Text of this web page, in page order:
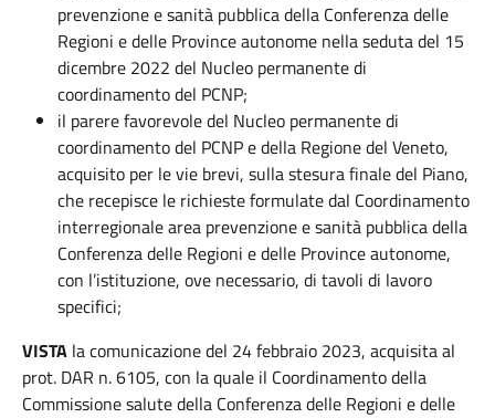
prevenzione e sanità pubblica della Conferenza delle
Regioni e delle Province autonome nella seduta del 15
dicembre 2022 del Nucleo permanente di
coordinamento del PCNP;
il parere favorevole del Nucleo permanente di
coordinamento del PCNP e della Regione del Veneto,
acquisito per le vie brevi, sulla stesura finale del Piano,
che recepisce le richieste formulate dal Coordinamento
interregionale area prevenzione e sanità pubblica della
Conferenza delle Regioni e delle Province autonome,
con l’istituzione, ove necessario, di tavoli di lavoro
specifici;
VISTA la comunicazione del 24 febbraio 2023, acquisita al
prot. DAR n. 6105, con la quale il Coordinamento della
Commissione salute della Conferenza delle Regioni e delle